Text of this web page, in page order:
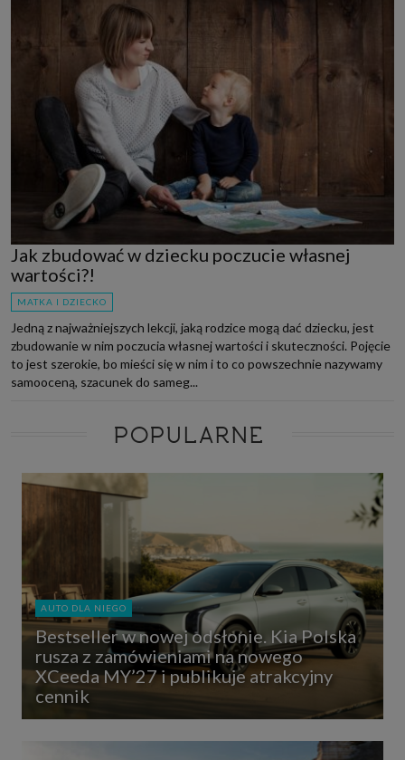
Jak zbudować w dziecku poczucie własnej
wartości?!
MATKA I DZIECKO
Jedną z najważniejszych lekcji, jaką rodzice mogą dać dziecku, jest
zbudowanie w nim poczucia własnej wartości i skuteczności. Pojęcie
to jest szerokie, bo mieści się w nim i to co powszechnie nazywamy
samooceną, szacunek do sameg...
POPULARNE
AUTO DLA NIEGO
Bestseller w nowej odsłonie. Kia Polska
rusza z zamówieniami na nowego
XCeeda MY’27 i publikuje atrakcyjny
cennik